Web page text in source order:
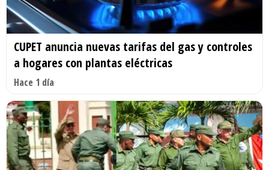
CUPET anuncia nuevas tarifas del gas y controles
a hogares con plantas eléctricas
Hace 1 día